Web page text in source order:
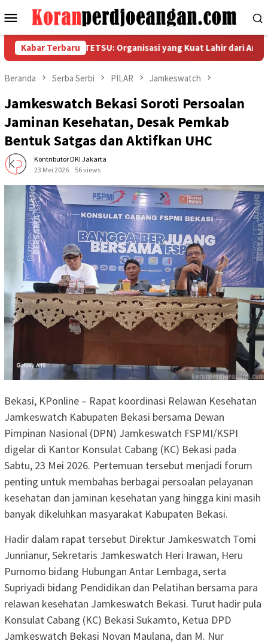
ke
Menu
Mobile
Kabar Terbaru
PT HAMATETSU: Organisasi yang Kuat Lahir dari Anggota yang
Beranda Serba Serbi PILAR Jamkeswatch
Jamkeswatch Bekasi Soroti Persoalan
Jaminan Kesehatan, Desak Pemkab
Bentuk Satgas dan Aktifkan UHC
Kontributor DKI Jakarta
23 Mei 2026
56 views
Bekasi, KPonline – Rapat koordinasi Relawan Kesehatan
Jamkeswatch Kabupaten Bekasi bersama Dewan
Pimpinan Nasional (DPN) Jamkeswatch FSPMI/KSPI
digelar di Kantor Konsulat Cabang (KC) Bekasi pada
Sabtu, 23 Mei 2026. Pertemuan tersebut menjadi forum
penting untuk membahas berbagai persoalan pelayanan
kesehatan dan jaminan kesehatan yang hingga kini masih
banyak dikeluhkan masyarakat Kabupaten Bekasi.
Hadir dalam rapat tersebut Direktur Jamkeswatch Tomi
Junnianur, Sekretaris Jamkeswatch Heri Irawan, Heru
Purnomo bidang Hubungan Antar Lembaga, serta
Supriyadi bidang Pendidikan dan Pelatihan bersama para
relawan kesehatan Jamkeswatch Bekasi. Turut hadir pula
Konsulat Cabang (KC) Bekasi Sukamto, Ketua DPD
Jamkeswatch Bekasi Novan Maulana, dan M. Nur